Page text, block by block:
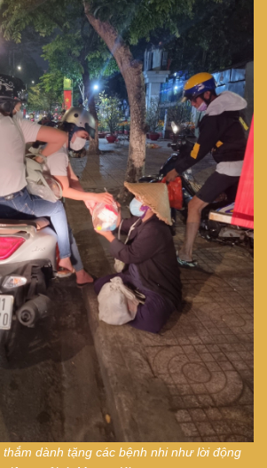
dành tặng các bệnh nhi như lời động